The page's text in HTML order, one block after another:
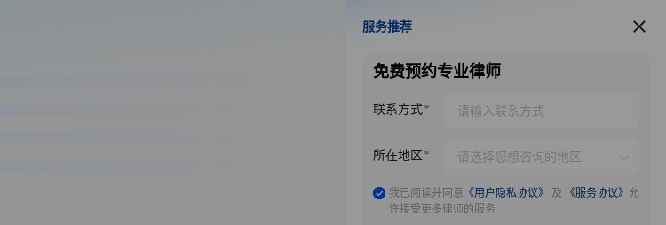
服务推荐
服务推荐
免费预约专业律师
联系方式
所在地区
我已阅读并同意 《用户隐私协议》 及 《服务协议》 允
许接受更多律师的服务